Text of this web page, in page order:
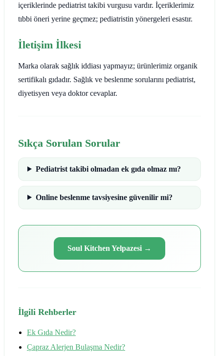
içeriklerinde pediatrist takibi vurgusu vardır. İçeriklerimiz
tıbbi öneri yerine geçmez; pediatristin yönergeleri esastır.
İletişim İlkesi
Marka olarak sağlık iddiası yapmayız; ürünlerimiz organik
sertifikalı gıdadır. Sağlık ve beslenme sorularını pediatrist,
diyetisyen veya doktor cevaplar.
Sıkça Sorulan Sorular
Pediatrist takibi olmadan ek gıda olmaz mı?
Online beslenme tavsiyesine güvenilir mi?
Soul Kitchen Yelpazesi →
İlgili Rehberler
Ek Gıda Nedir?
Çapraz Alerjen Bulaşma Nedir?